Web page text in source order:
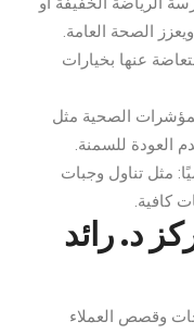
الصحة العامة.
عنها بخيارات
الصحية مثل
العودة للسمنة.
مثل تناول وجبات
كافية.
د. رائد
وقصص العملاء